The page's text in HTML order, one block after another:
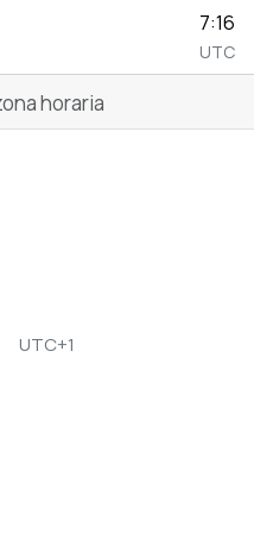
7:16
UTC
UTC+1